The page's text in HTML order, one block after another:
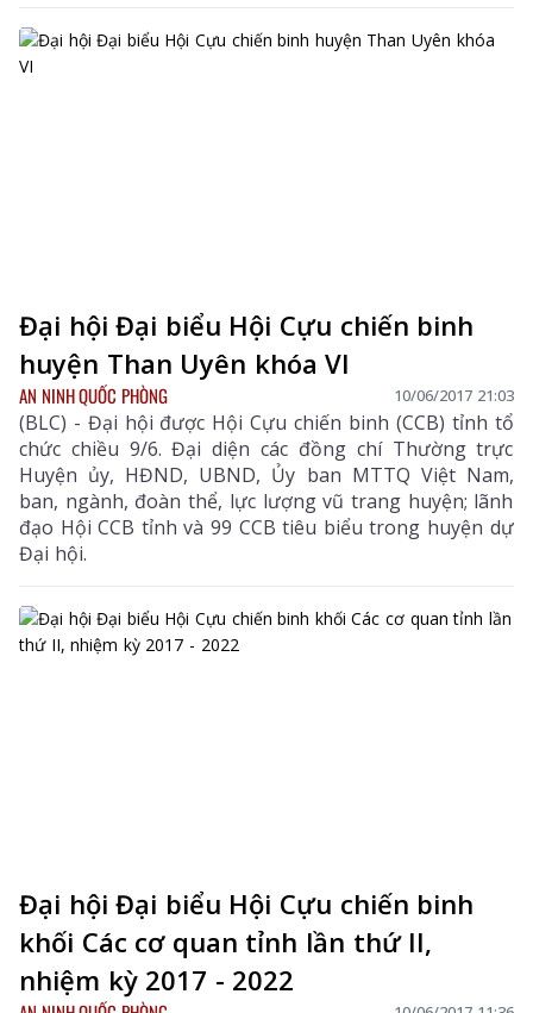
Đại hội Đại biểu Hội Cựu chiến binh
huyện Than Uyên khóa VI
AN NINH QUỐC PHÒNG 10/06/2017 21:03
(BLC) - Đại hội được Hội Cựu chiến binh (CCB) tỉnh tổ
chức chiều 9/6. Đại diện các đồng chí Thường trực
Huyện ủy, HĐND, UBND, Ủy ban MTTQ Việt Nam,
ban, ngành, đoàn thể, lực lượng vũ trang huyện; lãnh
đạo Hội CCB tỉnh và 99 CCB tiêu biểu trong huyện dự
Đại hội.
Đại hội Đại biểu Hội Cựu chiến binh
khối Các cơ quan tỉnh lần thứ II,
nhiệm kỳ 2017 - 2022